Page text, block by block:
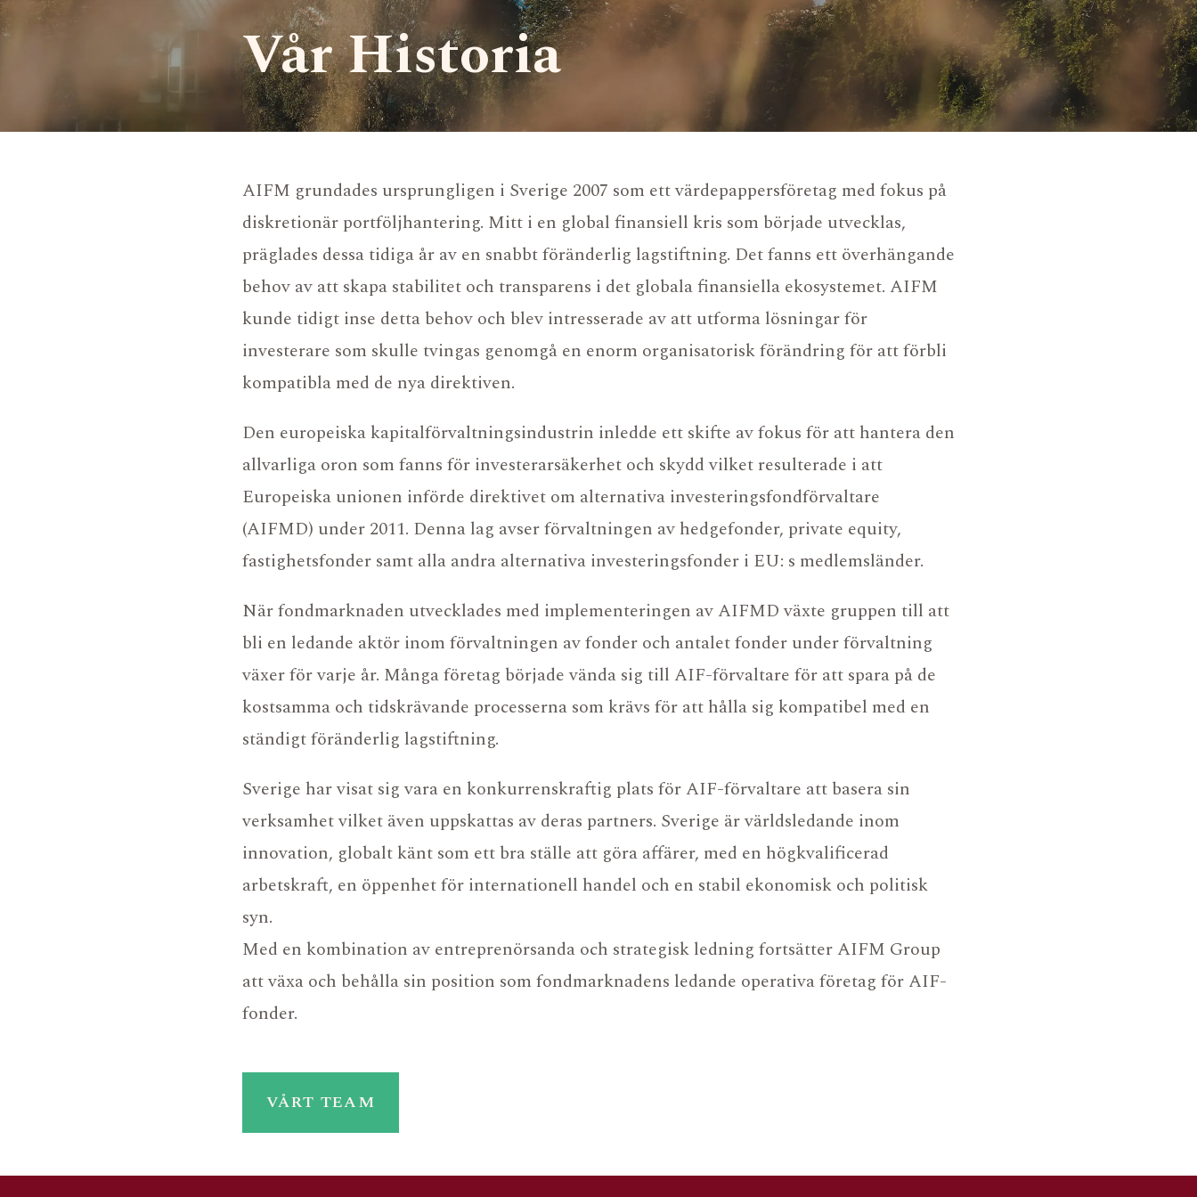
FONDHOTELL
VÅRA FONDER
HÅLLBARHET
REGELEFTERLEVNAD
UPPFÖRANDEKOD
FÖR INVESTERARE
Vår Historia
AIFM grundades ursprungligen i Sverige 2007 som ett värdepappersföretag med fokus på
diskretionär portföljhantering. Mitt i en global finansiell kris som började utvecklas,
präglades dessa tidiga år av en snabbt föränderlig lagstiftning. Det fanns ett överhängande
behov av att skapa stabilitet och transparens i det globala finansiella ekosystemet. AIFM
kunde tidigt inse detta behov och blev intresserade av att utforma lösningar för
investerare som skulle tvingas genomgå en enorm organisatorisk förändring för att förbli
kompatibla med de nya direktiven.
Den europeiska kapitalförvaltningsindustrin inledde ett skifte av fokus för att hantera den
allvarliga oron som fanns för investerarsäkerhet och skydd vilket resulterade i att
Europeiska unionen införde direktivet om alternativa investeringsfondförvaltare
(AIFMD) under 2011. Denna lag avser förvaltningen av hedgefonder, private equity,
fastighetsfonder samt alla andra alternativa investeringsfonder i EU: s medlemsländer.
När fondmarknaden utvecklades med implementeringen av AIFMD växte gruppen till att
bli en ledande aktör inom förvaltningen av fonder och antalet fonder under förvaltning
växer för varje år. Många företag började vända sig till AIF-förvaltare för att spara på de
kostsamma och tidskrävande processerna som krävs för att hålla sig kompatibel med en
ständigt föränderlig lagstiftning.
Sverige har visat sig vara en konkurrenskraftig plats för AIF-förvaltare att basera sin
verksamhet vilket även uppskattas av deras partners. Sverige är världsledande inom
innovation, globalt känt som ett bra ställe att göra affärer, med en högkvalificerad
arbetskraft, en öppenhet för internationell handel och en stabil ekonomisk och politisk
syn.
Med en kombination av entreprenörsanda och strategisk ledning fortsätter AIFM Group
att växa och behålla sin position som fondmarknadens ledande operativa företag för AIF-
fonder.
VÅRT TEAM